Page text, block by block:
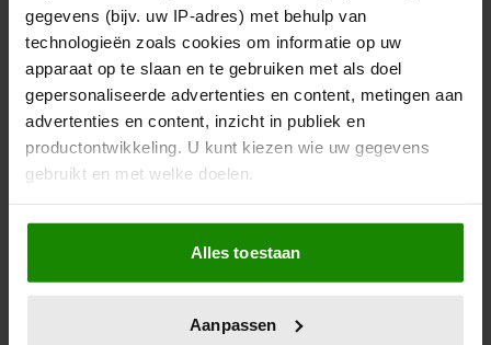
gegevens (bijv. uw IP-adres) met behulp van
technologieën zoals cookies om informatie op uw
apparaat op te slaan en te gebruiken met als doel
gepersonaliseerde advertenties en content, metingen aan
advertenties en content, inzicht in publiek en
productontwikkeling. U kunt kiezen wie uw gegevens
gebruikt en met welke doelen.
Als u het toestaat, willen we ook graag:
Informatie verzamelen over uw geografische
locatie, die tot een paar meter nauwkeurig kan zijn
scannen op specifieke eigenschappen (fingerprinting)
Alles toestaan
Aanpassen